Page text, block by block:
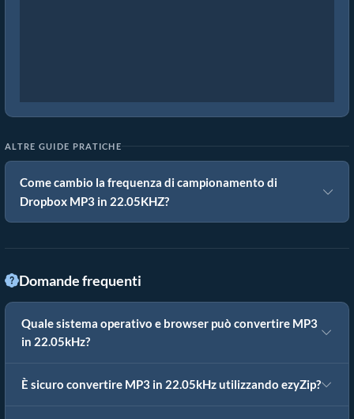
ALTRE GUIDE PRATICHE
Come cambio la frequenza di campionamento di
Dropbox MP3 in 22.05KHZ?
Domande frequenti
Quale sistema operativo e browser può convertire MP3
in 22.05kHz?
È sicuro convertire MP3 in 22.05kHz utilizzando ezyZip?